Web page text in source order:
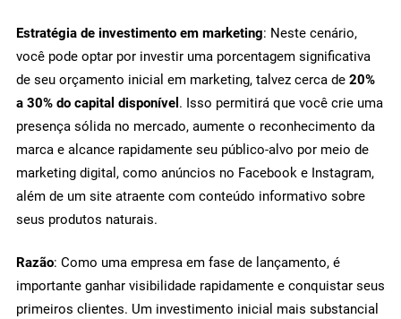
Estratégia de investimento em marketing: Neste cenário,
você pode optar por investir uma porcentagem significativa
de seu orçamento inicial em marketing, talvez cerca de 20%
a 30% do capital disponível . Isso permitirá que você crie uma
presença sólida no mercado, aumente o reconhecimento da
marca e alcance rapidamente seu público-alvo por meio de
marketing digital, como anúncios no Facebook e Instagram,
além de um site atraente com conteúdo informativo sobre
seus produtos naturais.
Razão: Como uma empresa em fase de lançamento, é
importante ganhar visibilidade rapidamente e conquistar seus
primeiros clientes. Um investimento inicial mais substancial